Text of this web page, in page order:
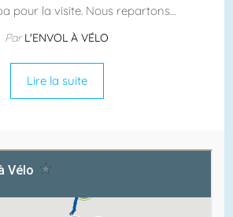
pour la visite. Nous repartons…
ParL'ENVOL À VÉLO
Lire la suite